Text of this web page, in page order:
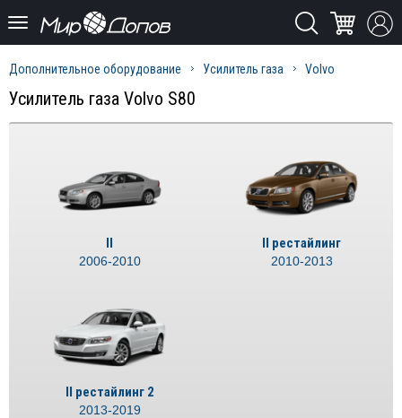
Дополнительное оборудование Усилитель газа Volvo
Усилитель газа Volvo S80
II
2006-2010
II рестайлинг
2010-2013
II рестайлинг 2
2013-2019